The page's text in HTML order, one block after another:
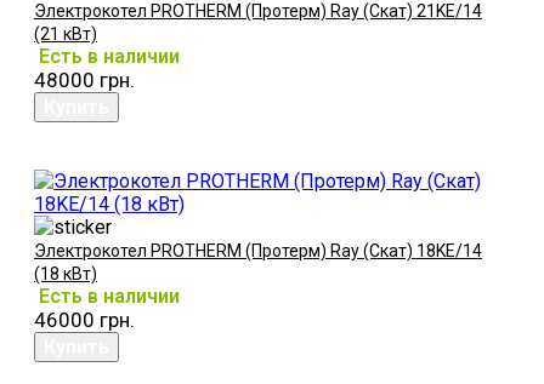
Электрокотел PROTHERM (Протерм) Ray (Скат) 21KE/14
(21 кВт)
Есть в наличии
48000 грн.
Электрокотел PROTHERM (Протерм) Ray (Скат) 18KE/14
(18 кВт)
Есть в наличии
46000 грн.